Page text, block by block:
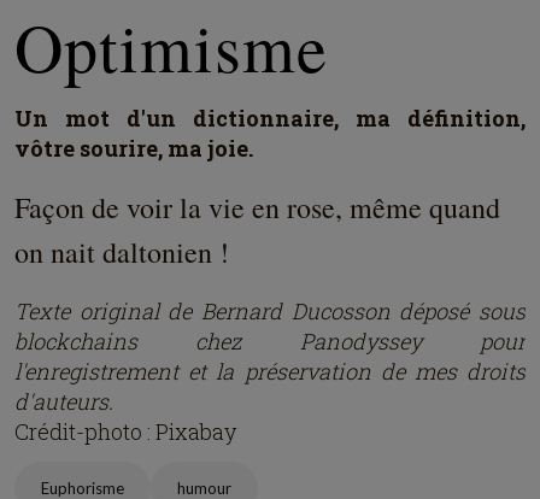
Optimisme
Un mot d'un dictionnaire, ma définition,
vôtre sourire, ma joie.
Façon de voir la vie en rose, même quand
on nait daltonien !
Texte original de Bernard Ducosson déposé sous
blockchains chez Panodyssey pour
l'enregistrement et la préservation de mes droits
d'auteurs.
Crédit-photo : Pixabay
Euphorisme humour